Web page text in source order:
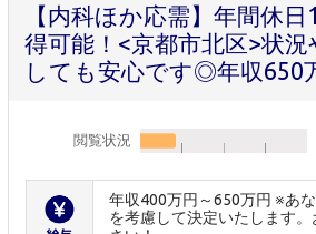
【内科ほか応需】年間休
得可能！<京都市北区>状
しても安心です◎年収650
閲覧状況
年収400万円～650万円 ※あ
を考慮して決定いたします